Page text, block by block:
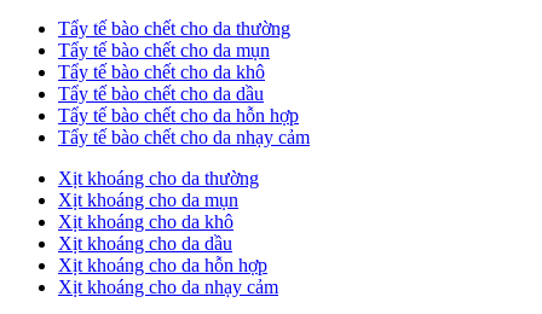
Tẩy tế bào chết cho da thường
Tẩy tế bào chết cho da mụn
Tẩy tế bào chết cho da khô
Tẩy tế bào chết cho da dầu
Tẩy tế bào chết cho da hỗn hợp
Tẩy tế bào chết cho da nhạy cảm
Xịt khoáng cho da thường
Xịt khoáng cho da mụn
Xịt khoáng cho da khô
Xịt khoáng cho da dầu
Xịt khoáng cho da hỗn hợp
Xịt khoáng cho da nhạy cảm